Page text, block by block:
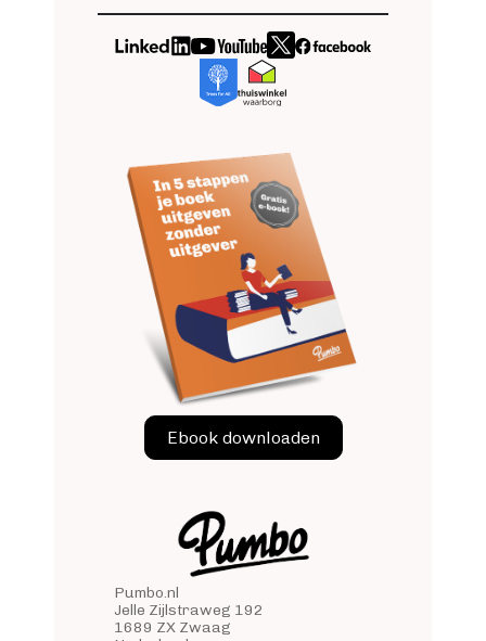
Pumbo.nl
Jelle Zijlstraweg 192
1689 ZX Zwaag
Image Image ImageImage
ImageImage
Ebook downloaden